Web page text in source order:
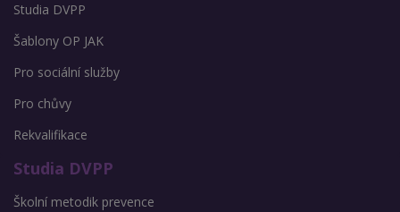
Studia DVPP
Šablony OP JAK
Pro sociální služby
Pro chůvy
Rekvalifikace
Studia DVPP
Školní metodik prevence